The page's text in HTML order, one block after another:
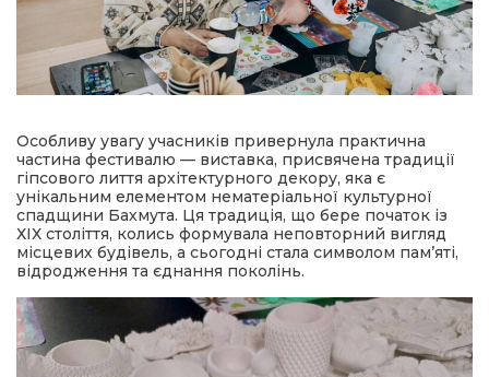
Особливу увагу учасників привернула практична
частина фестивалю — виставка, присвячена традиції
гіпсового лиття архітектурного декору, яка є
унікальним елементом нематеріальної культурної
спадщини Бахмута. Ця традиція, що бере початок із
ХІХ століття, колись формувала неповторний вигляд
місцевих будівель, а сьогодні стала символом пам’яті,
відродження та єднання поколінь.